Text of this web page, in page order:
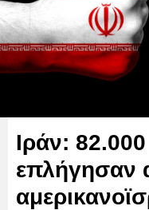
Ιράν:
επλήγησαν